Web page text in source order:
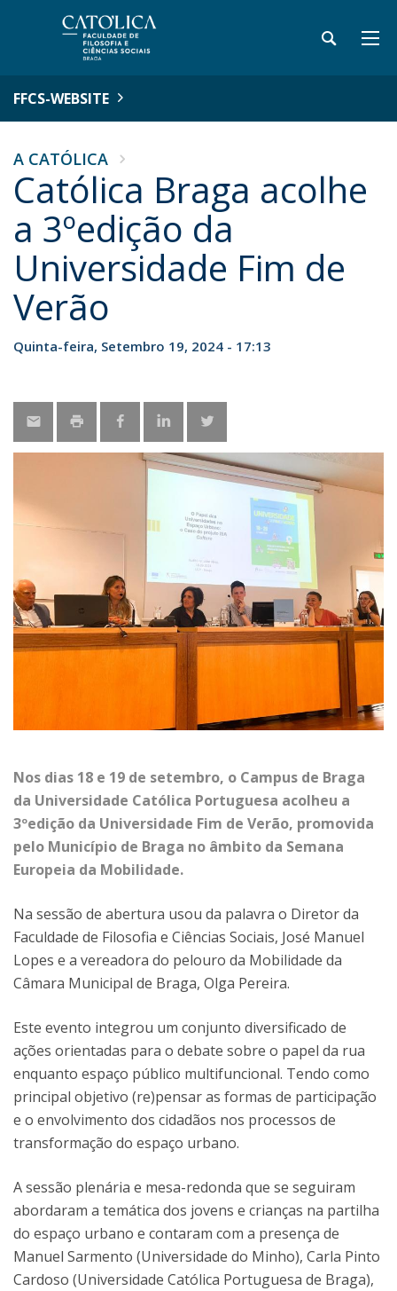
FFCS-WEBSITE
A CATÓLICA
Católica Braga acolhe
a 3ºedição da
Universidade Fim de
Verão
Quinta-feira, Setembro 19, 2024 - 17:13
Nos dias 18 e 19 de setembro, o Campus de Braga
da Universidade Católica Portuguesa acolheu a
3ºedição da Universidade Fim de Verão, promovida
pelo Município de Braga no âmbito da Semana
Europeia da Mobilidade.
Na sessão de abertura usou da palavra o Diretor da
Faculdade de Filosofia e Ciências Sociais, José Manuel
Lopes e a vereadora do pelouro da Mobilidade da
Câmara Municipal de Braga, Olga Pereira.
Este evento integrou um conjunto diversificado de
ações orientadas para o debate sobre o papel da rua
enquanto espaço público multifuncional. Tendo como
principal objetivo (re)pensar as formas de participação
e o envolvimento dos cidadãos nos processos de
transformação do espaço urbano.
A sessão plenária e mesa-redonda que se seguiram
abordaram a temática dos jovens e crianças na partilha
do espaço urbano e contaram com a presença de
Manuel Sarmento (Universidade do Minho), Carla Pinto
Cardoso (Universidade Católica Portuguesa de Braga),